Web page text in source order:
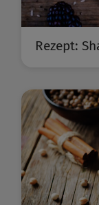
Rezept: